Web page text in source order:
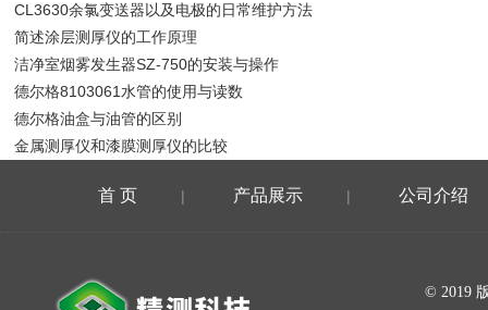
CL3630余氯变送器以及电极的日常维护方法
简述涂层测厚仪的工作原理
洁净室烟雾发生器SZ-750的安装与操作
德尔格8103061水管的使用与读数
德尔格油盒与油管的区别
金属测厚仪和漆膜测厚仪的比较
首 页 | 产品展示 | 公司介绍
© 2019